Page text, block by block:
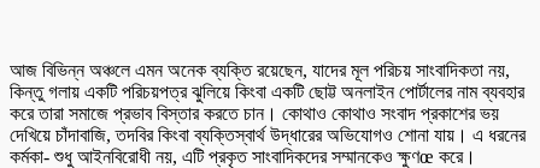
আজ বিভিন্ন অঞ্চলে এমন অনেক ব্যক্তি রয়েছেন, যাদের মূল পরিচয় সাংবাদিকতা নয়,
কিন্তু গলায় একটি পরিচয়পত্র ঝুলিয়ে কিংবা একটি ছোট্ট অনলাইন পোর্টালের নাম ব্যবহার
করে তারা সমাজে প্রভাব বিস্তার করতে চান। কোথাও কোথাও সংবাদ প্রকাশের ভয়
দেখিয়ে চাঁদাবাজি, তদবির কিংবা ব্যক্তিস্বার্থ উদ্ধারের অভিযোগও শোনা যায়। এ ধরনের
কর্মকা- শুধু আইনবিরোধী নয়, এটি প্রকৃত সাংবাদিকদের সম্মানকেও ক্ষুণœ করে।